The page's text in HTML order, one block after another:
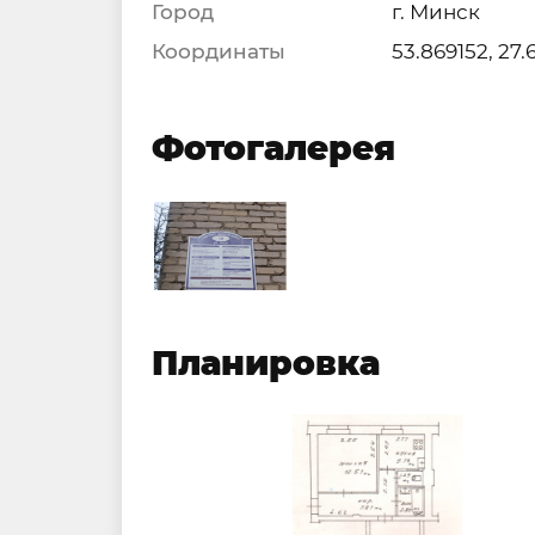
Город
г. Минск
Координаты
53.869152,
Фотогалерея
Планировка